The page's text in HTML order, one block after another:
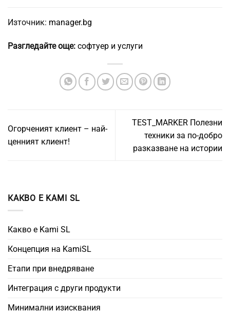
Източник: manager.bg
Разгледайте още: софтуер и услуги
Огорченият клиент – най-
ценният клиент!
TEST_MARKER Полезни
техники за по-добро
разказване на истории
КАКВО Е KAMI SL
Какво е Kami SL
Концепция на KamiSL
Етапи при внедряване
Интеграция с други продукти
Минимални изисквания